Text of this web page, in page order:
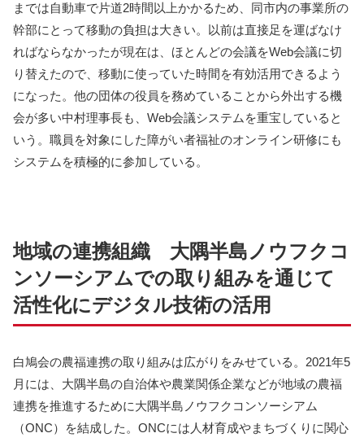
までは自動車で片道2時間以上かかるため、同市内の事業所の
幹部にとって移動の負担は大きい。以前は直接足を運ばなけ
ればならなかったが現在は、ほとんどの会議をWeb会議に切
り替えたので、移動に使っていた時間を有効活用できるよう
になった。他の団体の役員を務めていることから外出する機
会が多い中村理事長も、Web会議システムを重宝していると
いう。職員を対象にした障がい者福祉のオンライン研修にも
システムを積極的に参加している。
地域の連携組織 大隅半島ノウフクコ
ンソーシアムでの取り組みを通じて
活性化にデジタル技術の活用
白鳩会の農福連携の取り組みは広がりをみせている。2021年5
月には、大隅半島の自治体や農業関係企業などが地域の農福
連携を推進するために大隅半島ノウフクコンソーシアム
（ONC）を結成した。ONCには人材育成やまちづくりに関心